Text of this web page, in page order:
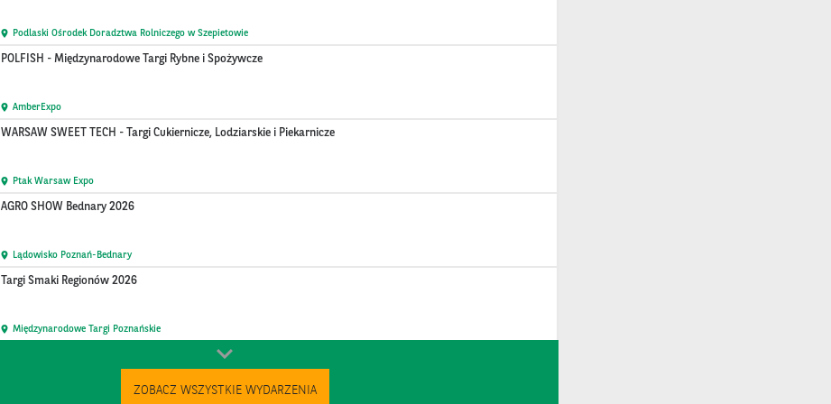
Podlaski Ośrodek Doradztwa Rolniczego w Szepietowie
POLFISH - Międzynarodowe Targi Rybne i Spożywcze
AmberExpo
WARSAW SWEET TECH - Targi Cukiernicze, Lodziarskie i Piekarnicze
Ptak Warsaw Expo
AGRO SHOW Bednary 2026
Lądowisko Poznań-Bednary
Targi Smaki Regionów 2026
Międzynarodowe Targi Poznańskie
ZOBACZ WSZYSTKIE WYDARZENIA